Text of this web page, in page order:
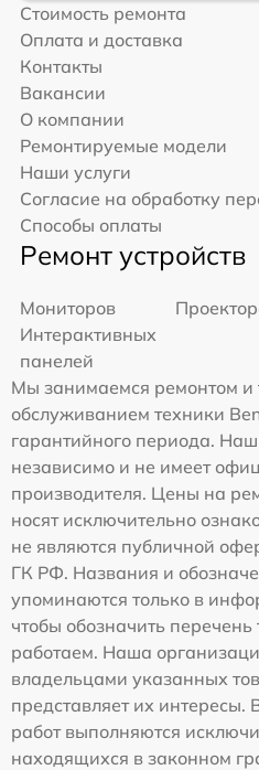
Стоимость ремонта
Оплата и доставка
Контакты
Вакансии
О компании
Ремонтируемые модели
Наши услуги
Согласие на обработку
Способы оплаты
Ремонт устройств
Мониторов
Интерактивных
панелей
Мы занимаемся ремонтом и
обслуживанием техники
гарантийного периода.
независимо и не имеет
производителя. Цены на
носят исключительно
не являются публичной
ГК РФ. Названия и
упоминаются только в
чтобы обозначить
работаем. Наша
владельцами указанных
представляет их
работ выполняются
находящихся в законном